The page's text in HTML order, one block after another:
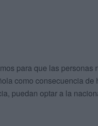
para que las
como consecuencia
puedan optar a la